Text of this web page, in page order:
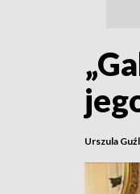
Urszula